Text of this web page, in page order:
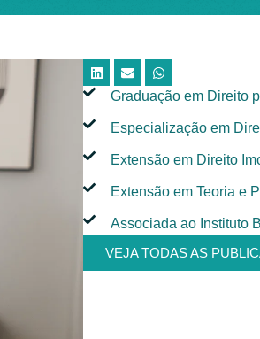
Graduação em Direito
Especialização em
Extensão em Direito
Extensão em Teoria e
Associada ao Instituto
VEJA TODAS AS